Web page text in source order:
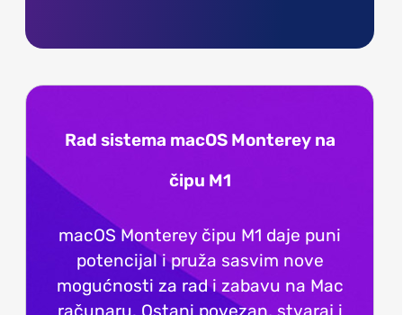
Rad sistema macOS Monterey na
čipu M1
macOS Monterey čipu M1 daje puni
potencijal i pruža sasvim nove
mogućnosti za rad i zabavu na Mac
računaru. Ostani povezan, stvaraj i